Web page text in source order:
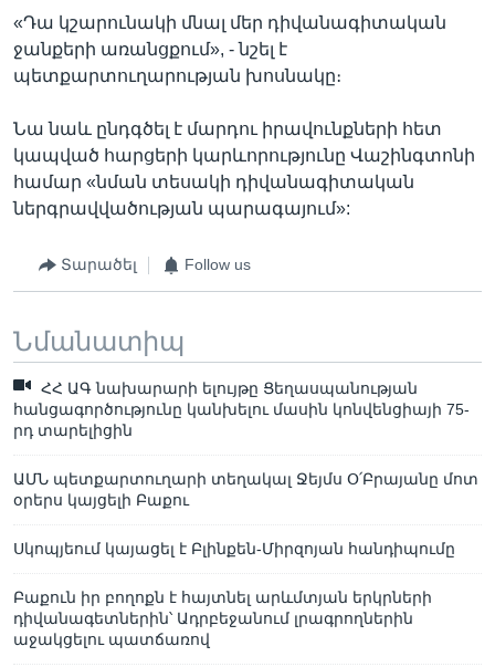
«Դա կշարունակի մնալ մեր դիվանագիտական
ջանքերի առանցքում», - նշել է
պետքարտուղարության խոսնակը։
Նա նաև ընդգծել է մարդու իրավունքների հետ
կապված հարցերի կարևորությունը Վաշինգտոնի
համար «նման տեսակի դիվանագիտական
ներգրավվածության պարագայում»:
Տարածել Follow us
Նմանատիպ
ՀՀ ԱԳ նախարարի ելույթը Ցեղասպանության
հանցագործությունը կանխելու մասին կոնվենցիայի 75-
րդ տարելիցին
ԱՄՆ պետքարտուղարի տեղակալ Ջեյմս Օ՛Բրայանը մոտ
օրերս կայցելի Բաքու
Սկոպյեում կայացել է Բլինքեն-Միրզոյան հանդիպումը
Բաքուն իր բողոքն է հայտնել արևմտյան երկրների
դիվանագետներին՝ Ադրբեջանում լրագրողներին
աջակցելու պատճառով